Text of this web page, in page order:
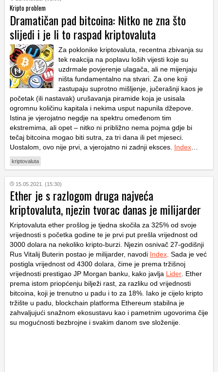
Kripto problem
Dramatičan pad bitcoina: Nitko ne zna što
slijedi i je li to raspad kriptovaluta
Za poklonike kriptovaluta, recentna zbivanja su
tek reakcija na poplavu loših vijesti koje su
uzdrmale povjerenje ulagača, ali ne mijenjaju
ništa fundamentalno na stvari. Za one koji
zastupaju suprotno mišljenje, jučerašnji kaos je
početak (ili nastavak) urušavanja piramide koja je usisala
ogromnu količinu kapitala i nekima usput napunila džepove.
Istina je vjerojatno negdje na spektru omeđenom tim
ekstremima, ali opet – nitko ni približno nema pojma gdje bi
tečaj bitcoina mogao biti sutra, za tri dana ili pet mjeseci.
Uostalom, ovo nije prvi, a vjerojatno ni zadnji eksces. Index
kriptovaluta
15.05.2021. (15:30)
Ether je s razlogom druga najveća
kriptovaluta, njezin tvorac danas je milijarder
Kriptovaluta ether prošlog je tjedna skočila za 325% od svoje
vrijednosti s početka godine te je prvi put prešla vrijednost od
3000 dolara na nekoliko kripto-burzi. Njezin osnivač 27-godišnji
Rus Vitalij Buterin postao je milijarder, navodi Index . Sada je već
postigla vrijednost od 4300 dolara, čime je prema tržišnoj
vrijednosti prestigao JP Morgan banku, kako javlja Lider . Ether
prema istom priopćenju bilježi rast, za razliku od vrijednosti
bitcoina, koji je trenutno u padu i to za 18%. Iako je cijelo kripto
tržište u padu, blockchain platforma Ethereum stabilna je
zahvaljujući snažnom ekosustavu kao i pametnim ugovorima čije
su mogućnosti bezbrojne i svakim danom sve složenije.